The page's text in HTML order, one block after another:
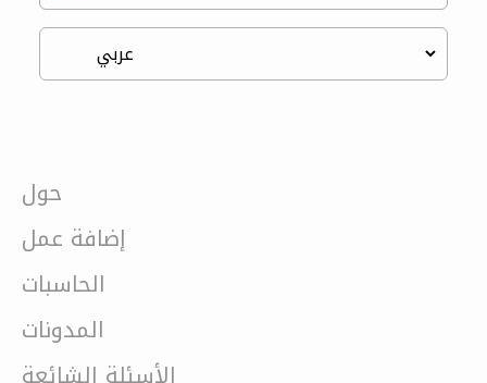
حول
إضافة عمل
الحاسبات
المدونات